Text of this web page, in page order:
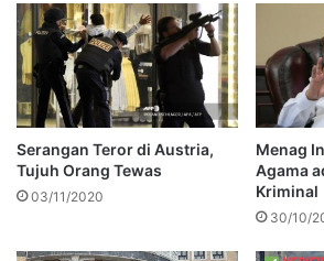
Serangan Teror di Austria,
Tujuh Orang Tewas
03/11/2020
Menag
Agama
Kriminal
30/10/